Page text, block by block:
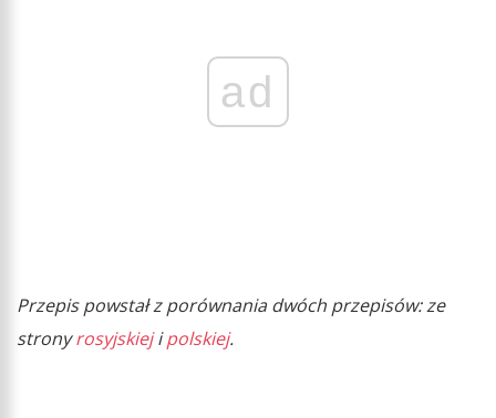
ad
Przepis powstał z porównania dwóch przepisów: ze
stronyrosyjskiejipolskiej.